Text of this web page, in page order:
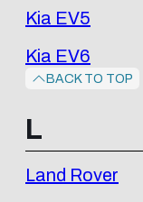
Kia EV5
Kia EV6
BACK TO TOP
L
Land Rover